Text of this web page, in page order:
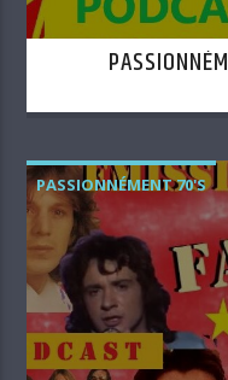
PASSIONNÉMENT 70'S